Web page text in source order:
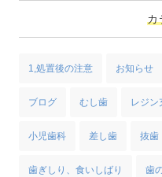
カ
1,処置後の注意 お知らせ
ブログ むし歯 レジン
小児歯科 差し歯 抜歯
歯ぎしり、食いしばり 歯